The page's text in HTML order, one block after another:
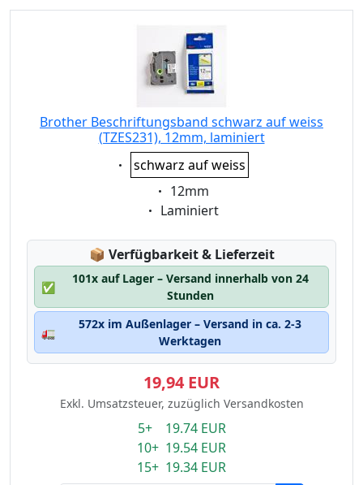
Brother Beschriftungsband schwarz auf weiss
(TZES231), 12mm, laminiert
Eigenschaft:
schwarz auf weiss
Eigenschaft:
12mm
Eigenschaft:
Laminiert
📦 Lagerstatus:
Verfügbarkeit & Lieferzeit
✅
101x auf Lager – Versand innerhalb von 24
Stunden
🚛
572x im Außenlager – Versand in ca. 2-3
Werktagen
19,94 EUR
Exkl. Umsatzsteuer, zuzüglich Versandkosten
5+ 19.74 EUR
10+ 19.54 EUR
15+ 19.34 EUR